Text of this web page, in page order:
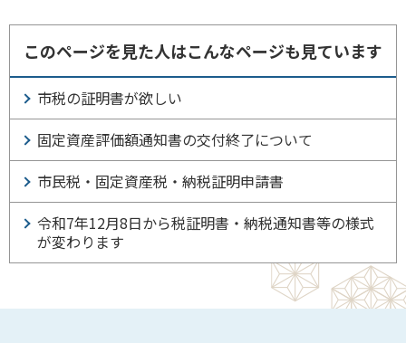
このページを見た人はこんなページも見ています
市税の証明書が欲しい
固定資産評価額通知書の交付終了について
市民税・固定資産税・納税証明申請書
令和7年12月8日から税証明書・納税通知書等の様式
が変わります